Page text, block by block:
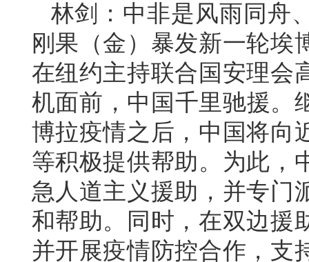
林剑：中非是风雨同舟
刚果（金）暴发新一轮埃
在纽约主持联合国安理会
机面前，中国千里驰援。
博拉疫情之后，中国将向
等积极提供帮助。为此，
急人道主义援助，并专门
和帮助。同时，在双边援
并开展疫情防控合作，支